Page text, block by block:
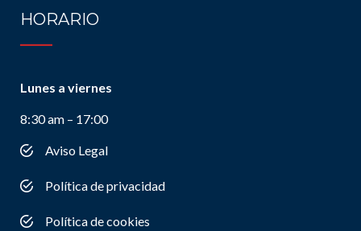
HORARIO
Lunes a viernes
8:30 am – 17:00
Aviso Legal
Política de privacidad
Política de cookies